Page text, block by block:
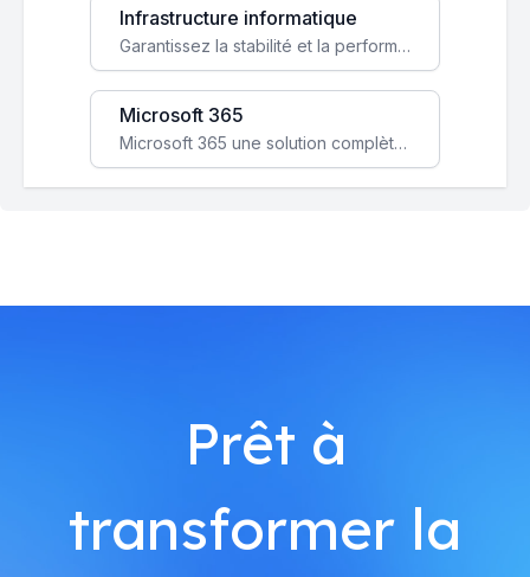
Infrastructure informatique
Garantissez la stabilité et la performance de votre entreprise avec une infrastructure IT sécurisée et évolutive.
Microsoft 365
Microsoft 365 une solution complète qui booste votre productivité, renforce la sécurité de vos données et facilite la collaboration.
Prêt à
transformer la